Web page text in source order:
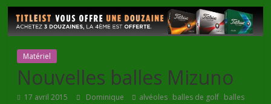
Matériel
Nouvelles balles Mizuno
17 avril 2015 Dominique alvéoles, balles de golf, balles